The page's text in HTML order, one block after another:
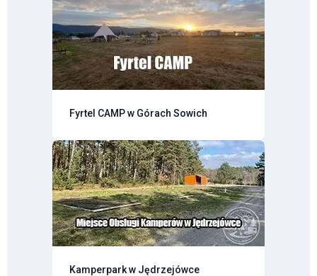
Fyrtel CAMP w Górach Sowich
Kamperpark w Jędrzejówce